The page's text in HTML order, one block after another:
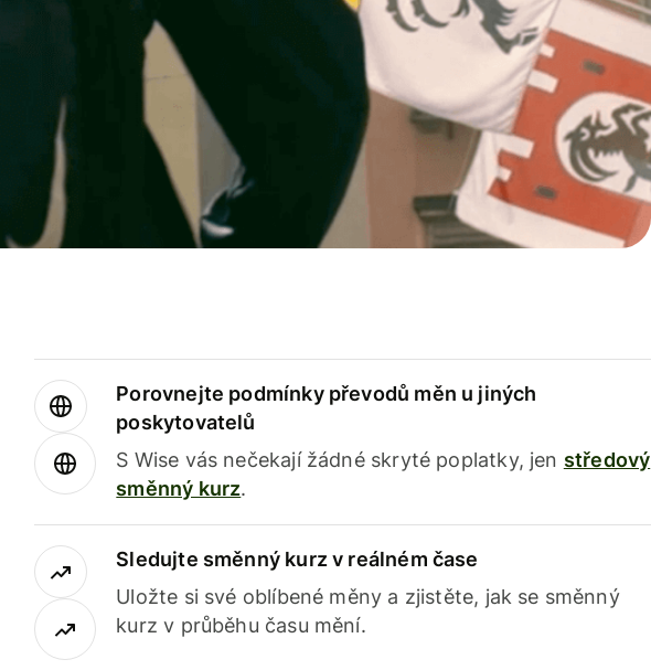
Porovnejte podmínky převodů měn u jiných
poskytovatelů
S Wise vás nečekají žádné skryté poplatky, jen středový
směnný kurz.
Sledujte směnný kurz v reálném čase
Uložte si své oblíbené měny a zjistěte, jak se směnný
kurz v průběhu času mění.